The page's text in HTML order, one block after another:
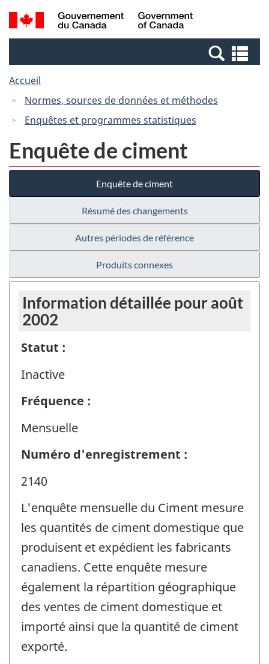
Passer
au
Passer
à
Canada
Recherche
et
et
Accueil
Normes, sources de données et méthodes
Enquêtes et programmes statistiques
Enquête de ciment
Enquête de ciment
Résumé des changements
Autres périodes de référence
Produits connexes
Information détaillée pour août
2002
Statut :
Inactive
Fréquence :
Mensuelle
Numéro d'enregistrement :
2140
L'enquête mensuelle du Ciment mesure
les quantités de ciment domestique que
produisent et expédient les fabricants
canadiens. Cette enquête mesure
également la répartition géographique
des ventes de ciment domestique et
importé ainsi que la quantité de ciment
exporté.